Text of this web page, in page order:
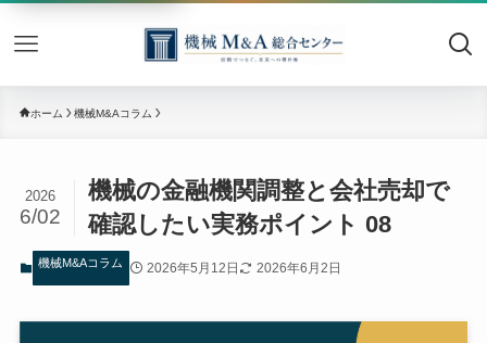
機械
ホーム 機械M&Aコラム
機械の金融機関調整と会社売却で
確認したい実務ポイント 08
2026
6/02
機械M&Aコラム 2026年5月12日 2026年6月2日